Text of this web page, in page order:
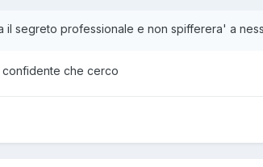
segreto professionale e non spifferera' a
confidente che cerco